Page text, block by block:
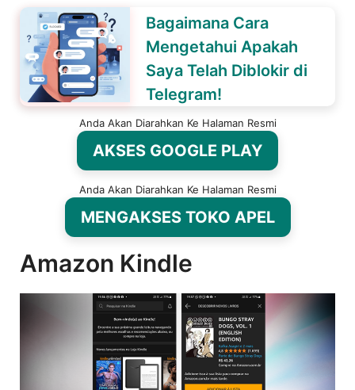
Bagaimana Cara
Mengetahui Apakah
Saya Telah Diblokir di
Telegram!
Anda Akan Diarahkan Ke Halaman Resmi
AKSES GOOGLE PLAY
Anda Akan Diarahkan Ke Halaman Resmi
MENGAKSES TOKO APEL
Amazon Kindle